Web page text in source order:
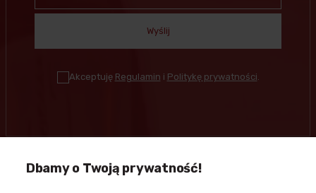
Wyślij
Akceptuję Regulamin i Politykę prywatności.
Kontakt
Dbamy o Twoją prywatność!